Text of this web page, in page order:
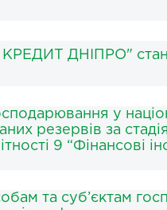
ДНІПРО"
у
резервів за
9 “Фінансові
та суб’єктам